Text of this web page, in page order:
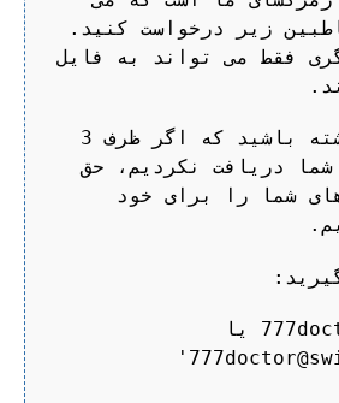
زیر درخواست کنید.
فقط می تواند به فایل
لطفا توجه داشته باشید که اگر ظرف 3
دریافت نکردیم، حق
شما را برای خود
777doctor@proton.me یا